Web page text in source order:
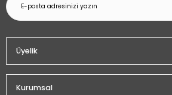
Üyelik
Kurumsal